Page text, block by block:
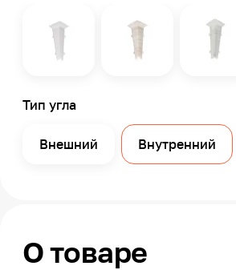
Тип угла
Внешний Внутренний
О товаре